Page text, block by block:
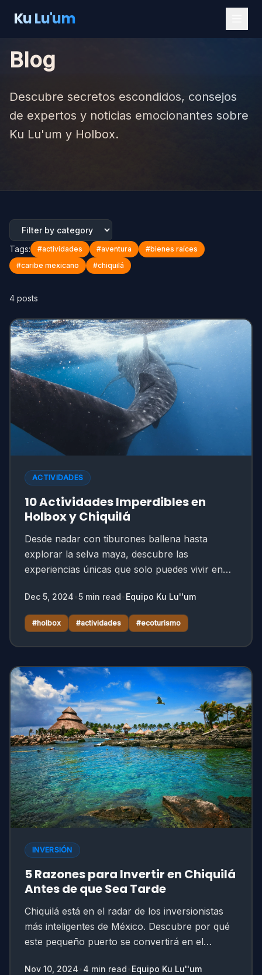
Ku Lu'um
Blog
Descubre secretos escondidos, consejos
de expertos y noticias emocionantes sobre
Ku Lu'um y Holbox.
Tags: #actividades #aventura #bienes raíces
#caribe mexicano #chiquilá
4 posts
ACTIVIDADES
10 Actividades Imperdibles en
Holbox y Chiquilá
Desde nadar con tiburones ballena hasta
explorar la selva maya, descubre las
experiencias únicas que solo puedes vivir en
Dec 5, 2024 5 min read Equipo Ku Lu''um
#holbox #actividades #ecoturismo
INVERSIÓN
5 Razones para Invertir en Chiquilá
Antes de que Sea Tarde
Chiquilá está en el radar de los inversionistas
más inteligentes de México. Descubre por qué
este pequeño puerto se convertirá en el
Nov 10, 2024 4 min read Equipo Ku Lu''um